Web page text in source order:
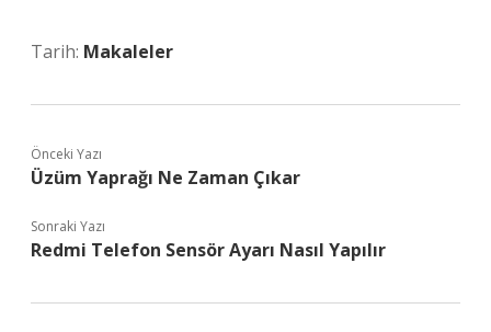
Tarih: Makaleler
Önceki Yazı
Üzüm Yaprağı Ne Zaman Çıkar
Sonraki Yazı
Redmi Telefon Sensör Ayarı Nasıl Yapılır